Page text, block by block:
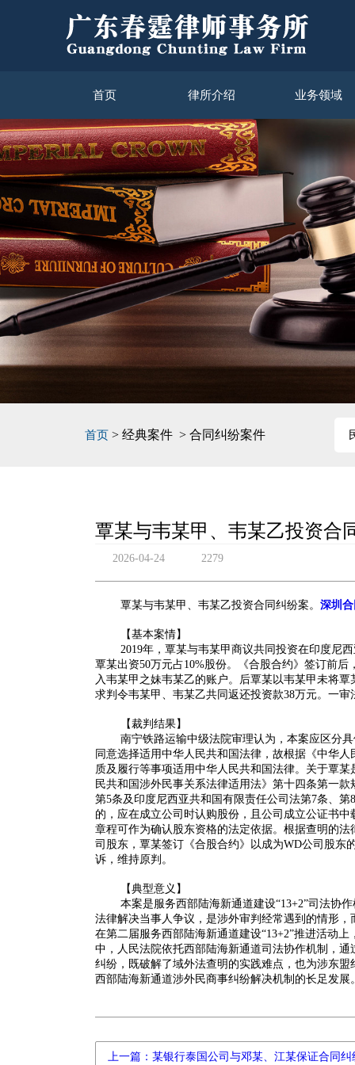
首页 律所介绍 业务领域
首页 > 经典案件 > 合同纠纷案件
覃某与韦某甲、韦某乙投资合
2026-04-24 2279
覃某与韦某甲、韦某乙投资合同纠纷案。 深圳
【基本案情】
2019年，覃某与韦某甲商议共同投资在印度尼
覃某出资50万元占10%股份。《合股合约》签订前
入韦某甲之妹韦某乙的账户。后覃某以韦某甲未将
求判令韦某甲、韦某乙共同返还投资款38万元。一
【裁判结果】
南宁铁路运输中级法院审理认为，本案应区分
同意选择适用中华人民共和国法律，故根据《中华
质及履行等事项适用中华人民共和国法律。关于覃
民共和国涉外民事关系法律适用法》第十四条第一
第5条及印度尼西亚共和国有限责任公司法第7条、
的，应在成立公司时认购股份，且公司成立公证书
章程可作为确认股东资格的法定依据。根据查明的
司股东，覃某签订《合股合约》以成为WD公司股东
诉，维持原判。
【典型意义】
本案是服务西部陆海新通道建设“13+2”司法协
法律解决当事人争议，是涉外审判经常遇到的情形
在第二届服务西部陆海新通道建设“13+2”推进活动
中，人民法院依托西部陆海新通道司法协作机制，
纠纷，既破解了域外法查明的实践难点，也为涉东
西部陆海新通道涉外民商事纠纷解决机制的长足发展
上一篇：某银行泰国公司与邓某、江某保证合同纠